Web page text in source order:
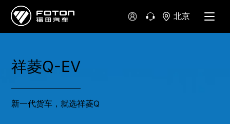
北京
祥菱Q-EV
新一代货车，就选祥菱Q